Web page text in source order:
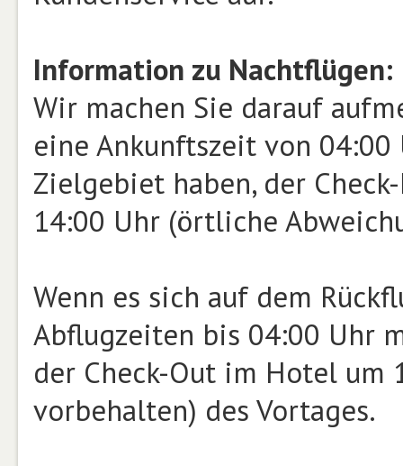
Information zu Nachtflügen:
Wir machen Sie darauf
eine Ankunftszeit von
Zielgebiet haben, der
14:00 Uhr (örtliche
Wenn es sich auf dem
Abflugzeiten bis 04:00 Uhr
der Check-Out im Hotel
vorbehalten) des Vortages.